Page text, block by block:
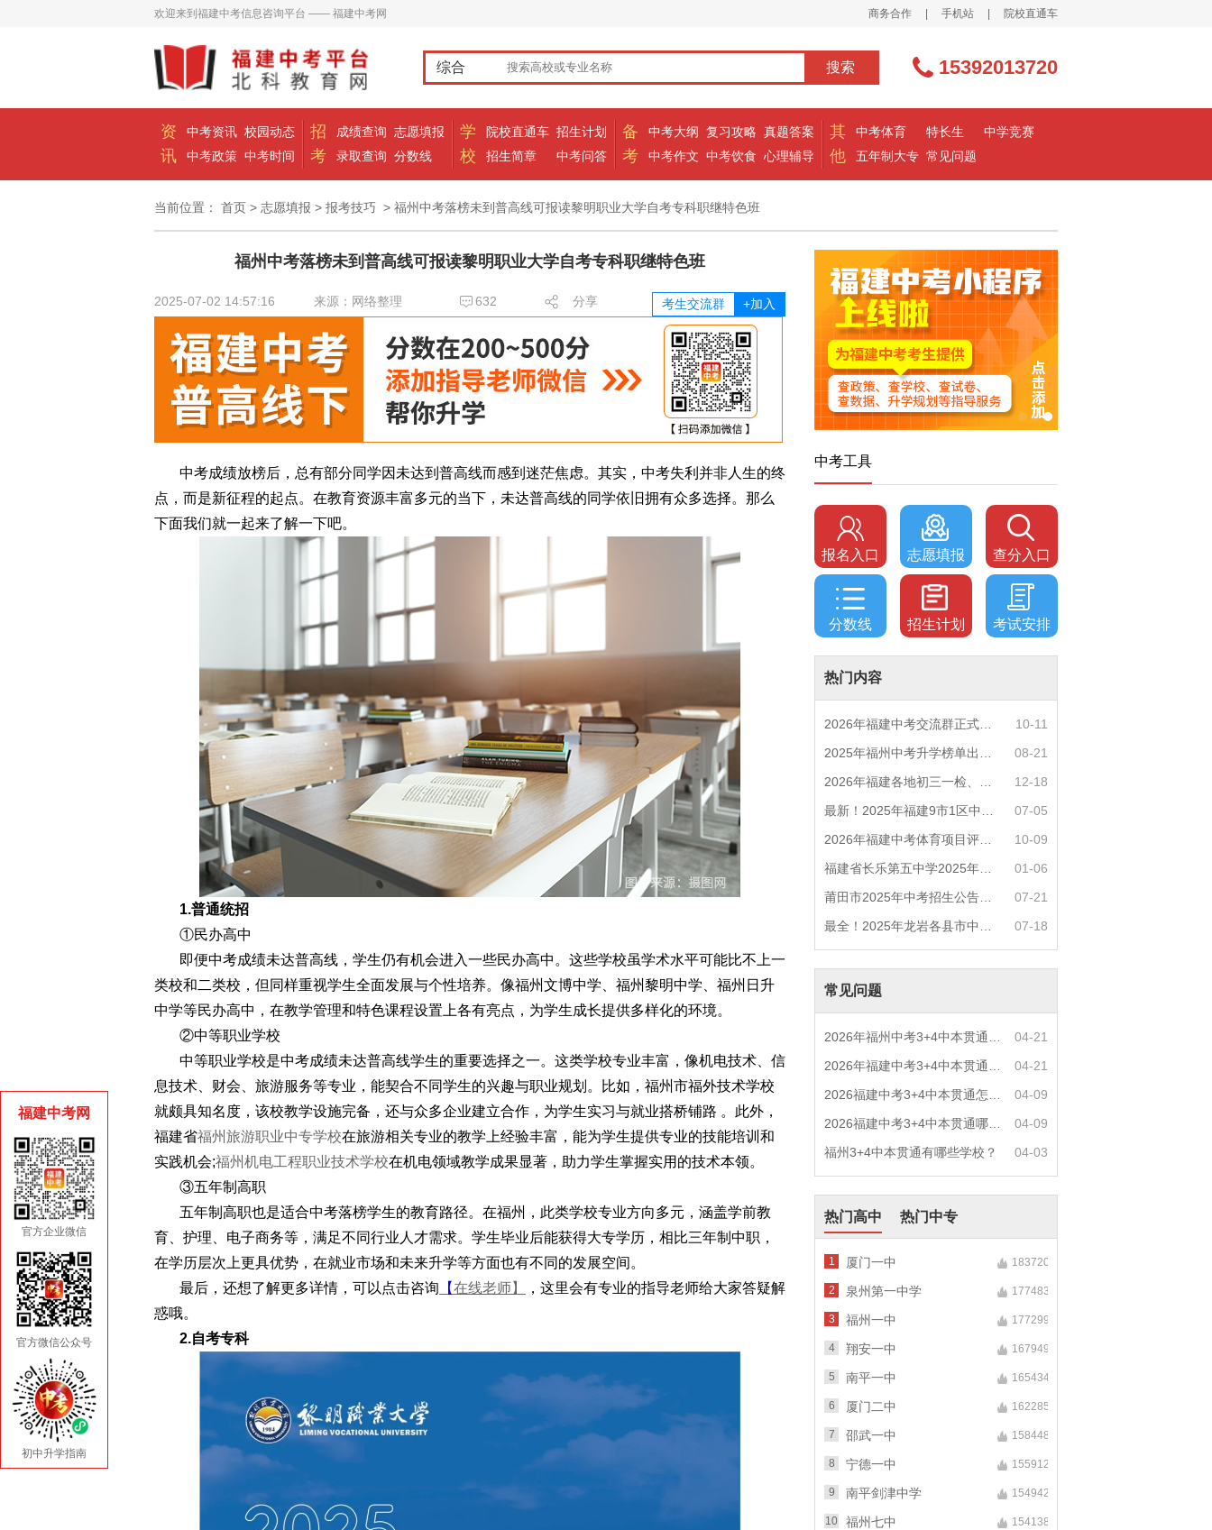
欢迎来到福建中考信息咨询平台 —— 福建中考网 商务合作 手机站 院校直通车
综合 搜索 15392013720
资
讯
中考资讯
中考政策
校园动态
中考时间
招
考
成绩查询
录取查询
志愿填报
分数线
学
校
院校直通车
招生简章
招生计划
中考问答
备
考
中考大纲
中考作文
复习攻略
中考饮食
真题答案
心理辅导
其
他
中考体育
五年制大专
特长生
常见问题
中学竞赛
当前位置： 首页 > 志愿填报 > 报考技巧 > 福州中考落榜未到普高线可报读黎明职业大学自考专科职继特色班
福州中考落榜未到普高线可报读黎明职业大学自考专科职继特色班
考生交流群 +加入
2025-07-02 14:57:16 来源：网络整理 632 分享
中考成绩放榜后，总有部分同学因未达到普高线而感到迷茫焦虑。其实，中考失利并非人生的终
点，而是新征程的起点。在教育资源丰富多元的当下，未达普高线的同学依旧拥有众多选择。那么
下面我们就一起来了解一下吧。
1.普通统招
①民办高中​
即便中考成绩未达普高线，学生仍有机会进入一些民办高中。这些学校虽学术水平可能比不上一
类校和二类校，但同样重视学生全面发展与个性培养。像福州文博中学、福州黎明中学、福州日升
中学等民办高中，在教学管理和特色课程设置上各有亮点，为学生成长提供多样化的环境。
②中等职业学校​
中等职业学校是中考成绩未达普高线学生的重要选择之一。这类学校专业丰富，像机电技术、信
息技术、财会、旅游服务等专业，能契合不同学生的兴趣与职业规划。比如，福州市福外技术学校
就颇具知名度，该校教学设施完备，还与众多企业建立合作，为学生实习与就业搭桥铺路 。此外，
福建省福州旅游职业中专学校在旅游相关专业的教学上经验丰富，能为学生提供专业的技能培训和
实践机会;福州机电工程职业技术学校在机电领域教学成果显著，助力学生掌握实用的技术本领。
③五年制高职​
五年制高职也是适合中考落榜学生的教育路径。在福州，此类学校专业方向多元，涵盖学前教
育、护理、电子商务等，满足不同行业人才需求。学生毕业后能获得大专学历，相比三年制中职，
在学历层次上更具优势，在就业市场和未来升学等方面也有不同的发展空间。
最后，还想了解更多详情，可以点击咨询 【在线老师】
，这里会有专业的指导老师给大家答疑解
惑哦。
2.自考专科
中考工具
报名入口 志愿填报 查分入口
分数线 招生计划 考试安排
热门内容
10-11
08-21
12-18
07-05
10-09
01-06
07-21
07-18
常见问题
04-21
04-21
04-09
04-09
04-03
福州3+4中本贯通有哪些学校？
热门高中 热门中专
183720
1 厦门一中
177483
2 泉州第一中学
177299
3 福州一中
167949
4 翔安一中
165434
5 南平一中
162285
6 厦门二中
158448
7 邵武一中
155912
8 宁德一中
154942
9 南平剑津中学
154138
10 福州七中
福建中考网
官方企业微信
官方微信公众号
初中升学指南